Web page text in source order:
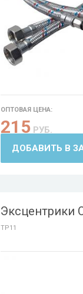
ОПТОВАЯ ЦЕНА:
215 РУБ.
ДОБАВИТЬ В
Эксцентрики
TP11